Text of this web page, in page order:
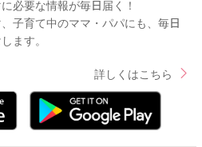
必要な情報が毎日届く！
子育て中のママ・パパにも、毎日
ます。
詳しくはこちら